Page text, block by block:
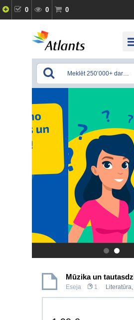
0 0 0
.
Mūzika un
Eseja 1 Literatūra,